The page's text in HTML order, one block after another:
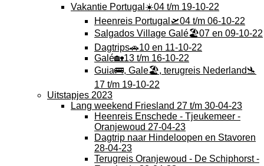
Vakantie Portugal☀️04 t/m 19-10-22
Heenreis Portugal🛫04 t/m 06-10-22
Salgados Village Galé🏖️07 en 09-10-22
Dagtrips🚗10 en 11-10-22
Galé🏡13 t/m 16-10-22
Guia🚌, Gale🏖️, terugreis Nederland🛬
17 t/m 19-10-22
Uitstapjes 2023
Lang weekend Friesland 27 t/m 30-04-23
Heenreis Enschede - Tjeukemeer -
Oranjewoud 27-04-23
Dagtrip naar Hindeloopen en Stavoren
28-04-23
Terugreis Oranjewoud - De Schiphorst -